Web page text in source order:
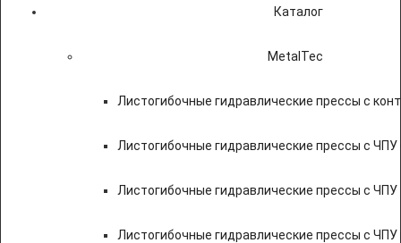
Каталог
MetalTec
Листогибочные гидравлические прессы с
Листогибочные гидравлические прессы с
Листогибочные гидравлические прессы с ЧПУ
Листогибочные гидравлические прессы с